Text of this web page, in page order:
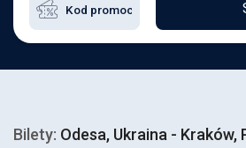
Bilety: Odesa, Ukraina - Kraków,